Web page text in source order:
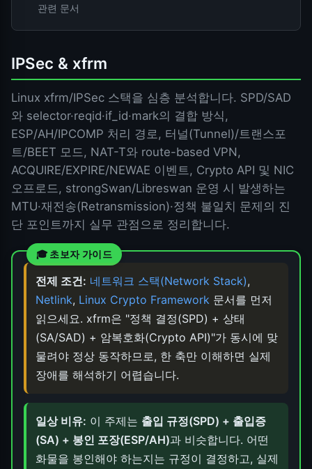
관련 문서
IPSec & xfrm
Linux xfrm/IPSec 스택을 심층 분석합니다. SPD/SAD
와 selector·reqid·if_id·mark의 결합 방식,
ESP/AH/IPCOMP 처리 경로, 터널(Tunnel)/트랜스포
트/BEET 모드, NAT-T와 route-based VPN,
ACQUIRE/EXPIRE/NEWAE 이벤트, Crypto API 및 NIC
오프로드, strongSwan/Libreswan 운영 시 발생하는
MTU·재전송(Retransmission)·정책 불일치 문제의 진
단 포인트까지 실무 관점으로 정리합니다.
전제 조건: 네트워크 스택(Network Stack),
Netlink, Linux Crypto Framework문서를 먼저
읽으세요. xfrm은 "정책 결정(SPD) + 상태
(SA/SAD) + 암복호화(Crypto API)"가 동시에 맞
물려야 정상 동작하므로, 한 축만 이해하면 실제
장애를 해석하기 어렵습니다.
일상 비유: 이 주제는 출입 규정(SPD) + 출입증
(SA) + 봉인 포장(ESP/AH)과 비슷합니다. 어떤
화물을 봉인해야 하는지는 규정이 결정하고, 실제